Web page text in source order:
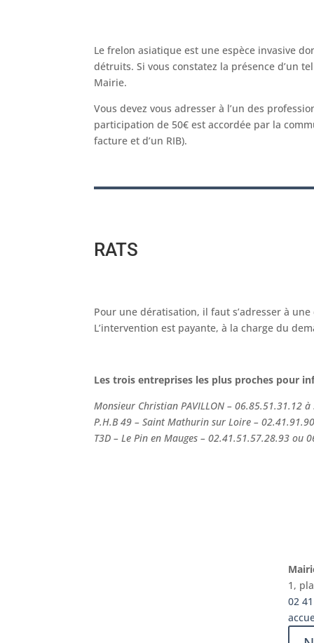
Le frelon asiatique est une espèce invasive
détruits. Si vous constatez la présence d’un
Mairie.
Vous devez vous adresser à l’un des
participation de 50€ est accordée par la
facture et d’un RIB).
RATS
Pour une dératisation, il faut s’adresser à
L’intervention est payante, à la charge du
Les trois entreprises les plus proches pour
Monsieur Christian PAVILLON – 06.85.51.31.12 à
P.H.B 49 – Saint Mathurin sur Loire –
T3D – Le Pin en Mauges – 02.41.51.57.28.93 ou
1,
02